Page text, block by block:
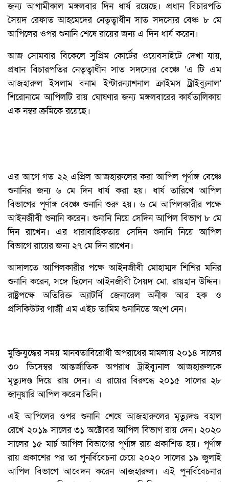
জন্য আগামীকাল মঙ্গলবার দিন ধার্য রয়েছে। প্রধান বিচারপতি
সৈয়দ রেফাত আহমেদের নেতৃত্বাধীন সাত সদস্যের বেঞ্চ ৮ মে
আপিলের ওপর শুনানি শেষে রায়ের জন্য এ দিন ধার্য করেন।
আজ সোমবার বিকেলে সুপ্রিম কোর্টের ওয়েবসাইটে দেখা যায়,
প্রধান বিচারপতির নেতৃত্বাধীন সাত সদস্যের বেঞ্চে ‘এ টি এম
আজহারুল ইসলাম বনাম ইন্টারন্যাশনাল ক্রাইমস ট্রাইব্যুনাল’
শিরোনামে আপিলটি রায় ঘোষণার জন্য মঙ্গলবারের কার্যতালিকায়
এক নম্বর ক্রমিকে রয়েছে।
এর আগে গত ২২ এপ্রিল আজহারুলের করা আপিল পূর্ণাঙ্গ বেঞ্চে
শুনানির জন্য ৬ মে দিন ধার্য করা হয়। ধার্য তারিখে আপিল
বিভাগের পূর্ণাঙ্গ বেঞ্চে শুনানি শুরু হয়। ৬ মে আপিলকারীর পক্ষে
আইনজীবী শুনানি করেন। শুনানি নিয়ে সেদিন আপিল বিভাগ ৮ মে
দিন রাখেন। এর ধারাবাহিকতায় সেদিন শুনানি নিয়ে আপিল
বিভাগে রায়ের জন্য ২৭ মে দিন রাখেন।
আদালতে আপিলকারীর পক্ষে আইনজীবী মোহাম্মদ শিশির মনির
শুনানি করেন, সঙ্গে ছিলেন আইনজীবী সৈয়দ মো. রায়হান উদ্দিন।
রাষ্ট্রপক্ষে অতিরিক্ত অ্যাটর্নি জেনারেল অনীক আর হক ও
প্রসিকিউটর গাজী এম এইচ তামিম শুনানিতে অংশ নেন।
মুক্তিযুদ্ধের সময় মানবতাবিরোধী অপরাধের মামলায় ২০১৪ সালের
৩০ ডিসেম্বর আন্তর্জাতিক অপরাধ ট্রাইব্যুনাল আজহারুলকে
মৃত্যুদণ্ড দিয়ে রায় দেন। এ রায়ের বিরুদ্ধে ২০১৫ সালের ২৮
জানুয়ারি আপিল করেন তিনি।
এই আপিলের ওপর শুনানি শেষে আজহারুলের মৃত্যুদণ্ড বহাল
রেখে ২০১৯ সালের ৩১ অক্টোবর আপিল বিভাগ রায় দেন। ২০২০
সালের ১৫ মার্চ আপিল বিভাগের পূর্ণাঙ্গ রায় প্রকাশিত হয়। পূর্ণাঙ্গ
রায় প্রকাশের পর তা পুনর্বিবেচনা চেয়ে ২০২০ সালের ১৯ জুলাই
আপিল বিভাগে আবেদন করেন আজহারুল। এই পুনর্বিবেচনার